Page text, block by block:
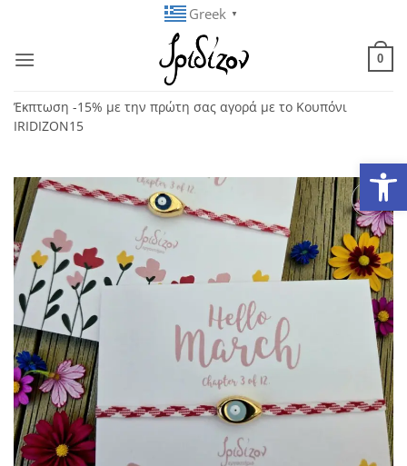
περιεχόμενο
Greek ▼
0
Έκπτωση -15% με την πρώτη σας αγορά με το Κουπόνι
IRIDIZON15
Add to
wishlist